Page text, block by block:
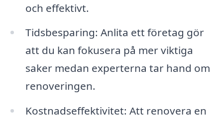
och effektivt.
Tidsbesparing: Anlita ett företag gör
att du kan fokusera på mer viktiga
saker medan experterna tar hand om
renoveringen.
Kostnadseffektivitet: Att renovera en